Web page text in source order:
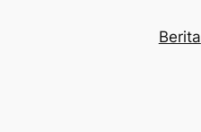
Berita